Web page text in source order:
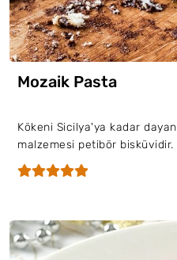
Mozaik Pasta
Kökeni Sicilya'ya kadar
malzemesi petibör bisküvidir.